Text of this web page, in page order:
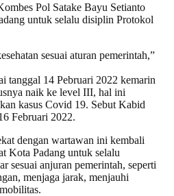
Pol Satake Bayu Setianto
untuk selalu disiplin Protokol
sesuai aturan pemerintah,”
tanggal 14 Pebruari 2022 kemarin
naik ke level III, hal ini
kasus Covid 19. Sebut Kabid
Februari 2022.
dengan wartawan ini kembali
Kota Padang untuk selalu
sesuai anjuran pemerintah, seperti
menjaga jarak, menjauhi